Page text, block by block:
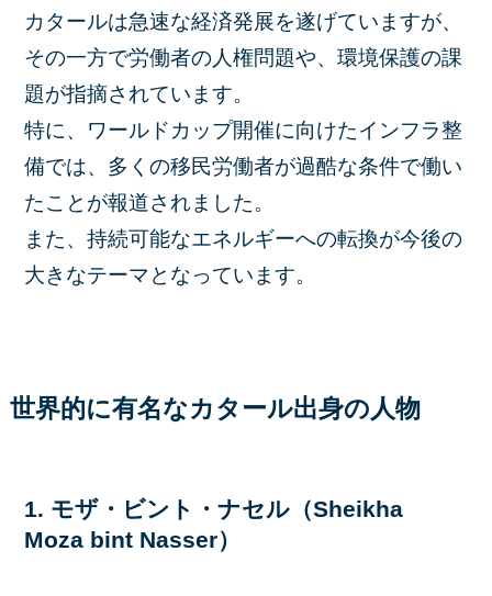
カタールは急速な経済発展を遂げていますが、
その一方で労働者の人権問題や、環境保護の課
題が指摘されています。
特に、ワールドカップ開催に向けたインフラ整
備では、多くの移民労働者が過酷な条件で働い
たことが報道されました。
また、持続可能なエネルギーへの転換が今後の
大きなテーマとなっています。
世界的に有名なカタール出身の人物
1. モザ・ビント・ナセル（Sheikha
Moza bint Nasser）